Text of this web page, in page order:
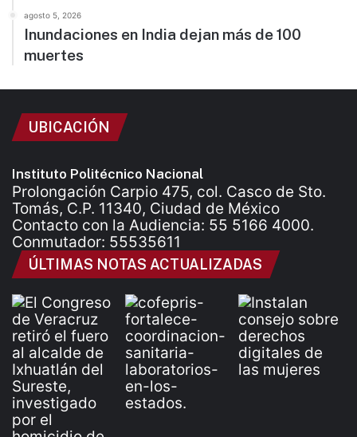
agosto 5, 2026
Inundaciones en India dejan más de 100
muertes
UBICACIÓN
Instituto Politécnico Nacional
Prolongación Carpio 475, col. Casco de Sto.
Tomás, C.P. 11340, Ciudad de México
Contacto con la Audiencia: 55 5166 4000.
Conmutador: 55535611
ÚLTIMAS NOTAS ACTUALIZADAS